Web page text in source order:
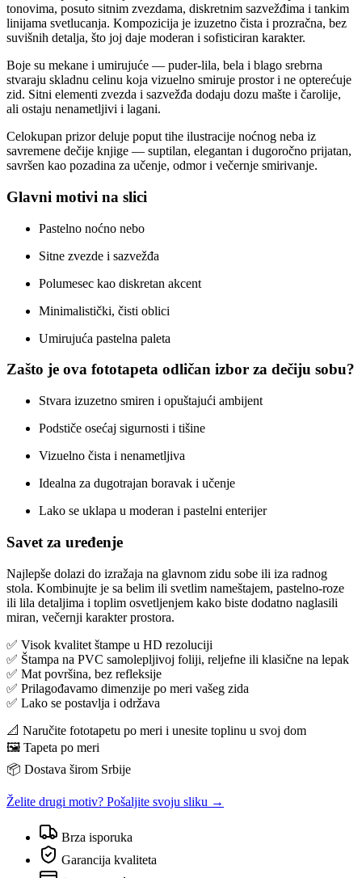
tonovima, posuto sitnim zvezdama, diskretnim sazvežđima i tankim
linijama svetlucanja. Kompozicija je izuzetno čista i prozračna, bez
suvišnih detalja, što joj daje moderan i sofisticiran karakter.
Boje su mekane i umirujuće — puder-lila, bela i blago srebrna
stvaraju skladnu celinu koja vizuelno smiruje prostor i ne opterećuje
zid. Sitni elementi zvezda i sazvežđa dodaju dozu mašte i čarolije,
ali ostaju nenametljivi i lagani.
Celokupan prizor deluje poput tihe ilustracije noćnog neba iz
savremene dečije knjige — suptilan, elegantan i dugoročno prijatan,
savršen kao pozadina za učenje, odmor i večernje smirivanje.
Glavni motivi na slici
Pastelno noćno nebo
Sitne zvezde i sazvežđa
Polumesec kao diskretan akcent
Minimalistički, čisti oblici
Umirujuća pastelna paleta
Zašto je ova fototapeta odličan izbor za dečiju sobu?
Stvara izuzetno smiren i opuštajući ambijent
Podstiče osećaj sigurnosti i tišine
Vizuelno čista i nenametljiva
Idealna za dugotrajan boravak i učenje
Lako se uklapa u moderan i pastelni enterijer
Savet za uređenje
Najlepše dolazi do izražaja na glavnom zidu sobe ili iza radnog
stola. Kombinujte je sa belim ili svetlim nameštajem, pastelno-roze
ili lila detaljima i toplim osvetljenjem kako biste dodatno naglasili
miran, večernji karakter prostora.
✅ Visok kvalitet štampe u HD rezoluciji
✅ Štampa na PVC samolepljivoj foliji, reljefne ili klasične na lepak
✅ Mat površina, bez refleksije
✅ Prilagođavamo dimenzije po meri vašeg zida
✅ Lako se postavlja i održava
📐 Naručite fototapetu po meri i unesite toplinu u svoj dom
🖼️ Tapeta po meri
📦 Dostava širom Srbije
Želite drugi motiv? Pošaljite svoju sliku →
Brza isporuka
Garancija kvaliteta